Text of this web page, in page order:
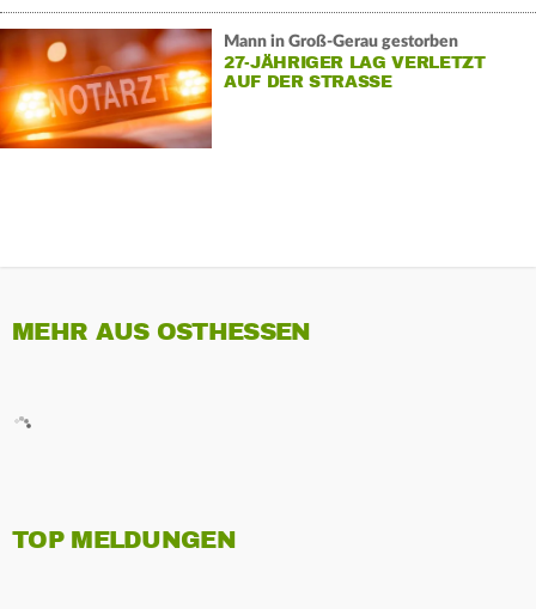
Mann in Groß-Gerau gestorben
27-JÄHRIGER LAG VERLETZT
AUF DER STRASSE
MEHR AUS OSTHESSEN
TOP MELDUNGEN